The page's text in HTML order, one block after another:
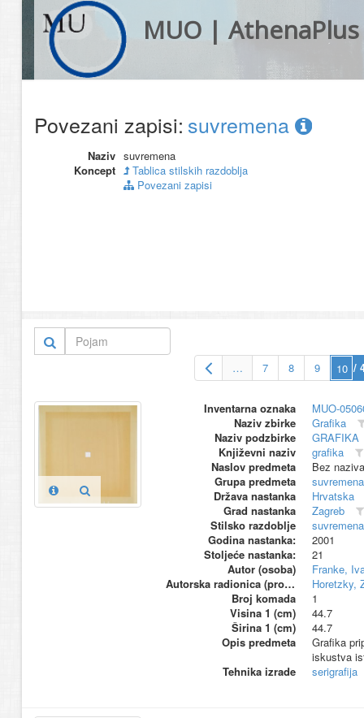
MUO | AthenaPlus
Povezani zapisi: suvremena
Naziv suvremena
Koncept
Tablica stilskih razdoblja
Povezani zapisi
… 7 8 9 /
Inventarna oznaka
MUO-
Naziv zbirke
Grafika
Naziv podzbirke
GRAFIKA
Književni naziv
grafika
Naslov predmeta
Bez naziva
Grupa predmeta
suvremena
Država nastanka
Hrvatska
Grad nastanka
Zagreb
Stilsko razdoblje
suvremena
Godina nastanka:
2001
Stoljeće nastanka:
21
Autor (osoba)
Franke,
Autorska radionica (proizvođač)
Horetzky,
Broj komada
1
Visina 1 (cm)
44.7
Širina 1 (cm)
44.7
Opis predmeta
Grafika
iskustva
Tehnika izrade
serigrafija